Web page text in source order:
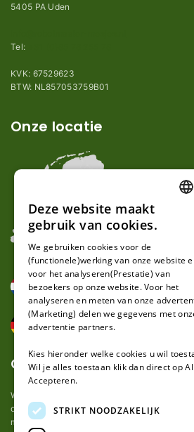
5405 PA Uden
Tel:
KVK: 67529623
BTW: NL857053759B01
Onze locatie
Over ons
Wij van robotmaaier-mesjes.nl doen ons
onderhoud van robot grasmaaier mesjes zo
maken. Uit ervaring merkten we hoe lastig
Deze website maakt
gebruik van cookies.
We gebruiken cookies voor de
(functionele)werking van onze website
voor het analyseren(Prestatie) van
bezoekers op onze website. Voor het
analyseren en meten van onze
(Marketing) delen we gegevens met
advertentie partners.
Kies hieronder welke cookies u wil
Wil je alles toestaan klik dan direct op
Accepteren.
STRIKT NOODZAKELIJK